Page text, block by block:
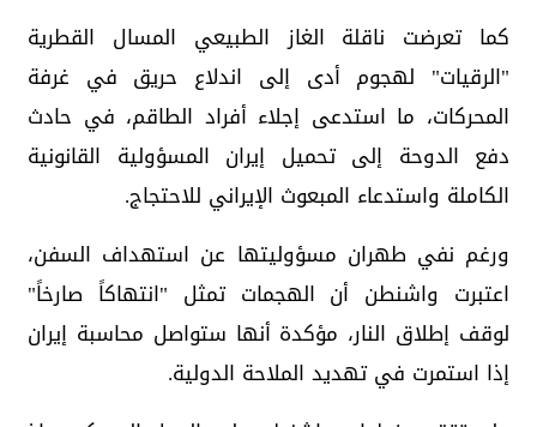
كما تعرضت ناقلة الغاز الطبيعي المسال القطرية
"الرقيات" لهجوم أدى إلى اندلاع حريق في غرفة
المحركات، ما استدعى إجلاء أفراد الطاقم، في حادث
دفع الدوحة إلى تحميل إيران المسؤولية القانونية
الكاملة واستدعاء المبعوث الإيراني للاحتجاج.
ورغم نفي طهران مسؤوليتها عن استهداف السفن،
اعتبرت واشنطن أن الهجمات تمثل "انتهاكاً صارخاً"
لوقف إطلاق النار، مؤكدة أنها ستواصل محاسبة إيران
إذا استمرت في تهديد الملاحة الدولية.